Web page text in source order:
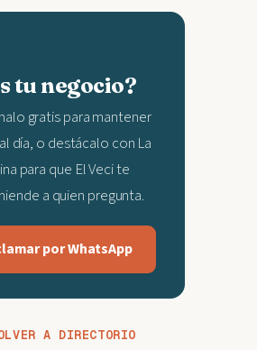
tu negocio?
gratis para mantener
día, o destácalo con La
para que El Veci te
a quien pregunta.
por WhatsApp
A DIRECTORIO